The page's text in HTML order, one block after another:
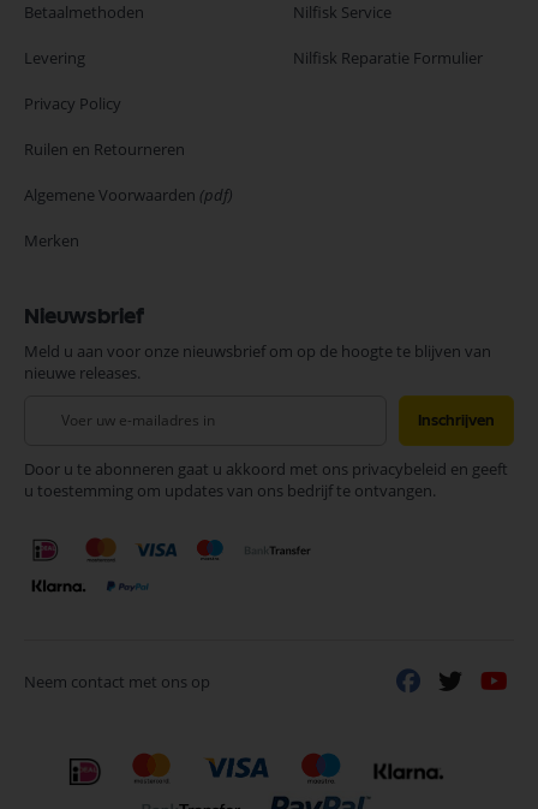
Betaalmethoden
Levering
Privacy Policy
Ruilen en Retourneren
Algemene Voorwaarden (pdf)
Merken
Nilfisk Service
Nilfisk Reparatie Formulier
Nieuwsbrief
Meld u aan voor onze nieuwsbrief om op de hoogte te blijven van
nieuwe releases.
onze
nieuwsbrief
Inschrijven
Door u te abonneren gaat u akkoord met ons privacybeleid en geeft
u toestemming om updates van ons bedrijf te ontvangen.
Neem contact met ons op